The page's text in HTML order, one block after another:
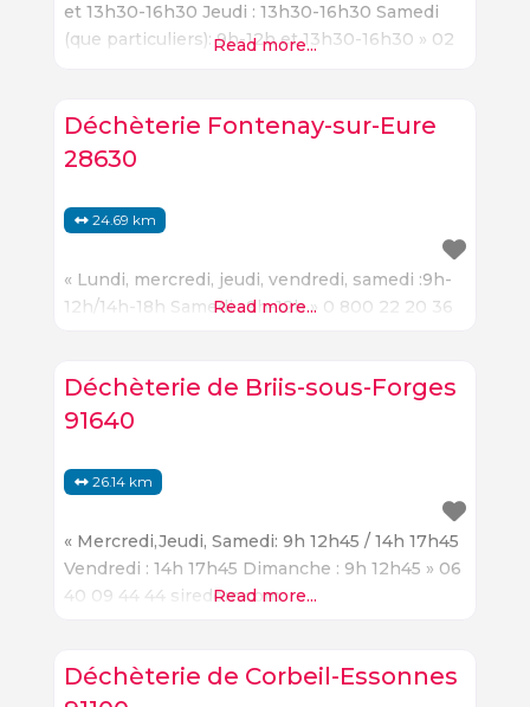
et 13h30-16h30 Jeudi : 13h30-16h30 Samedi
(que particuliers): 9h-12h et 13h30-16h30 » 02
Read more...
Déchèterie Fontenay-sur-Eure
28630
24.69 km
« Lundi, mercredi, jeudi, vendredi, samedi :9h-
12h/14h-18h Samedi : 9h-12h » 0 800 22 20 36
Read more...
Déchèterie de Briis-sous-Forges
91640
26.14 km
« Mercredi,Jeudi, Samedi: 9h 12h45 / 14h 17h45
Vendredi : 14h 17h45 Dimanche : 9h 12h45 » 06
40 09 44 44 siredom.com
Read more...
Déchèterie de Corbeil-Essonnes